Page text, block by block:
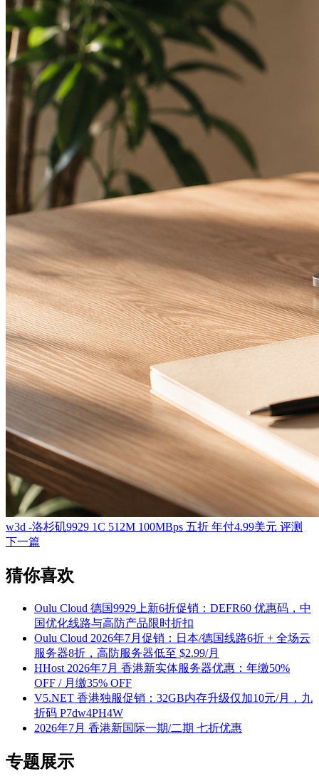
w3d -洛杉矶9929 1C 512M 100MBps 五折 年付4.99美元 评测
下一篇
猜你喜欢
Oulu Cloud 德国9929上新6折促销：DEFR60 优惠码，中
国优化线路与高防产品限时折扣
Oulu Cloud 2026年7月促销：日本/德国线路6折 + 全场云
服务器8折，高防服务器低至 $2.99/月
HHost 2026年7月 香港新实体服务器优惠：年缴50%
OFF / 月缴35% OFF
V5.NET 香港独服促销：32GB内存升级仅加10元/月，九
折码 P7dw4PH4W
2026年7月 香港新国际一期/二期 七折优惠
专题展示